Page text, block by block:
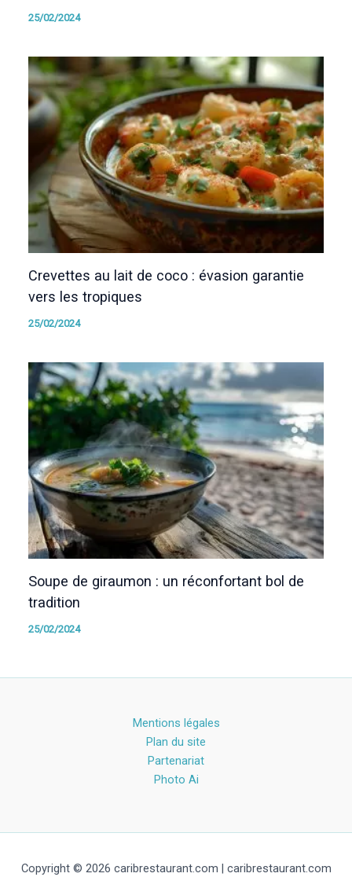
25/02/2024
Crevettes au lait de coco : évasion garantie
vers les tropiques
25/02/2024
Soupe de giraumon : un réconfortant bol de
tradition
25/02/2024
Mentions légales
Plan du site
Partenariat
Photo Ai
Copyright © 2026 caribrestaurant.com | caribrestaurant.com